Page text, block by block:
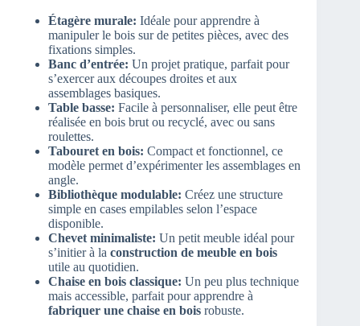
Étagère murale: Idéale pour apprendre à
manipuler le bois sur de petites pièces, avec des
fixations simples.
Banc d’entrée: Un projet pratique, parfait pour
s’exercer aux découpes droites et aux
assemblages basiques.
Table basse: Facile à personnaliser, elle peut être
réalisée en bois brut ou recyclé, avec ou sans
roulettes.
Tabouret en bois: Compact et fonctionnel, ce
modèle permet d’expérimenter les assemblages en
angle.
Bibliothèque modulable: Créez une structure
simple en cases empilables selon l’espace
disponible.
Chevet minimaliste: Un petit meuble idéal pour
s’initier à la construction de meuble en bois
utile au quotidien.
Chaise en bois classique: Un peu plus technique
mais accessible, parfait pour apprendre à
fabriquer une chaise en bois robuste.